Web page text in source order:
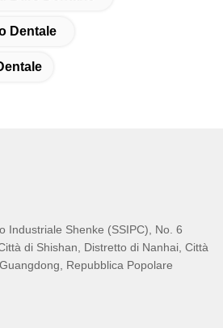
Dentale
Industriale Shenke (SSIPC), No. 6
di Shishan, Distretto di Nanhai, Città
Repubblica Popolare